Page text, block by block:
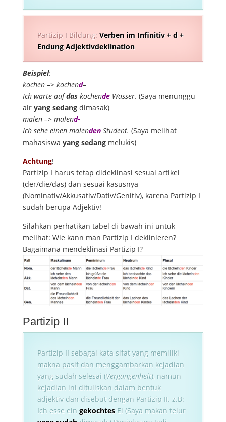
Partizip I Bildung: Verben im Infinitiv + d +
Endung Adjektivdeklination
Beispiel:
kochen –> kochend–
Ich warte aufdaskochendeWasser. (Saya menunggu
air yang sedangdimasak)
malen –> malend-
Ich sehe einen malendenStudent. (Saya melihat
mahasiswa yang sedangmelukis)
Achtung!
Partizip I harus tetap dideklinasi sesuai artikel
(der/die/das) dan sesuai kasusnya
(Nominativ/Akkusativ/Dativ/Genitiv), karena Partizip I
sudah berupa Adjektiv!
Silahkan perhatikan tabel di bawah ini untuk
melihat: Wie kann man Partizip I deklinieren?
Bagaimana mendeklinasi Partizip I?
Partizip II
Partizip II sebagai kata sifat yang memiliki
makna pasif dan menggambarkan kejadian
yang sudah selesai (Vergangenheit), namun
kejadian ini dituliskan dalam bentuk
adjektiv dan disebut dengan Partizip II. z.B:
Ich esse ein gekochtesEi (Saya makan telur